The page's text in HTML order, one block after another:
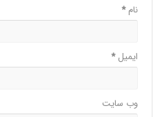
نام*
ایمیل*
وب‌ سایت